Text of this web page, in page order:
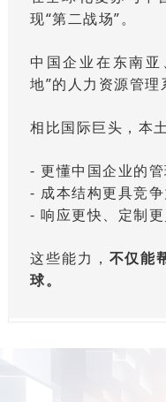
现“第二战场”。
中国企业在东南
地”的人力资源管理
相比国际巨头，本
- 更懂中国企业的管
- 成本结构更具竞争
- 响应更快、定制更
这些能力， 不仅能
球。